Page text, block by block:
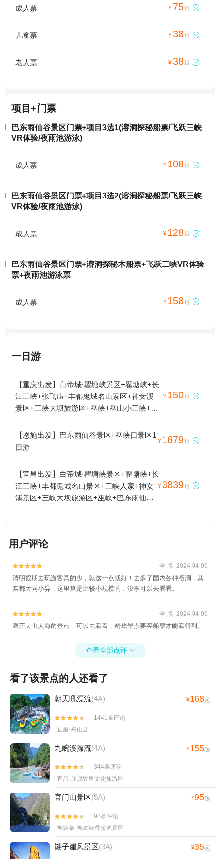
成人票 ¥ 75起 
儿童票 ¥38起 
老人票 ¥38起 
项目+门票
巴东雨仙谷景区门票+项目3选1(溶洞探秘船票/飞跃三峡
VR体验/夜雨池游泳)
成人票 ¥ 108起 
巴东雨仙谷景区门票+项目3选2(溶洞探秘船票/飞跃三峡
VR体验/夜雨池游泳)
成人票 ¥ 128起 
巴东雨仙谷景区门票+溶洞探秘木船票+飞跃三峡VR体验
票+夜雨池游泳票
成人票 ¥ 158起 
一日游
【重庆出发】白帝城·瞿塘峡景区+瞿塘峡+长
江三峡+张飞庙+丰都鬼城名山景区+神女溪
景区+三峡大坝旅游区+巫峡+巫山小三峡+神
女峰+巴东雨仙谷景区+天生城+长寿古镇+神
农溪景区+三峡移民纪念馆+三峡之巅景区
+重庆三峡游船+三峡垂直升船机+长江游轮
¥ 150起 
【恩施出发】巴东雨仙谷景区+巫峡口景区1
日游
¥ 1679起 
【宜昌出发】白帝城·瞿塘峡景区+瞿塘峡+长
江三峡+丰都鬼城名山景区+三峡人家+神女
溪景区+三峡大坝旅游区+巫峡+巴东雨仙谷
¥3839起 
用户评论

 全*版 2024-04-06
清明假期去玩游客真的少，就这一点就好！去多了国内各种溶洞，其
实都大同小异，这里算是比较小规模的，没事可以去看看。

 全*版 2024-04-06
避开人山人海的景点，可以去看看，精华景点要买船票才能看得到。
查看全部点评 
看了该景点的人还看了
朝天吼漂流(4A) ¥168起


1441条评论
宜昌·兴山县
九畹溪漂流(4A) ¥155起


344条评论
宜昌·屈原故里文化旅游区
官门山景区(5A) ¥95起


98条评论
神农架·神农架香溪源景区
链子崖风景区(3A) ¥35起